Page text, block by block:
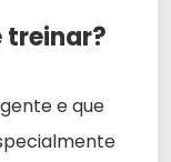
treinar?
e que